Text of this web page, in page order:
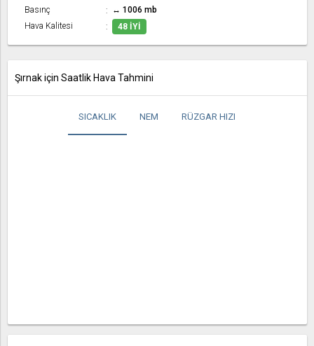
Basınç
↔ 1006 mb
Hava Kalitesi
48 İYI
Şırnak için Saatlik Hava Tahmini
SICAKLIK NEM RÜZGAR HIZI